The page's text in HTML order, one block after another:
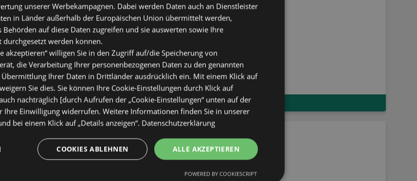
Orientteppiche
Gültig bis 11.08.2026
ZUM FLUGBLATT
unserer Werbekampagnen. Dabei werden Daten auch an Dienstleister
in Länder außerhalb der Europäischen Union übermittelt werden,
Behörden auf diese Daten zugreifen und sie auswerten sowie Ihre
werden können.
akzeptieren“ willigen Sie in den Zugriff auf/die Speicherung von
die Verarbeitung Ihrer personenbezogenen Daten zu den genannten
Übermittlung Ihrer Daten in Drittländer ausdrücklich ein. Mit einem Klick auf
Sie dies. Sie können Ihre Cookie-Einstellungen durch Klick auf
nachträglich [durch Aufrufen der „Cookie-Einstellungen“ unten auf der
Ihre Einwilligung widerrufen. Weitere Informationen finden Sie in unserer
bei einem Klick auf „Details anzeigen“. Datenschutzerklärung
ALLE AKZEPTIEREN
COOKIES ABLEHNEN
POWERED BY COOKIESCRIPT